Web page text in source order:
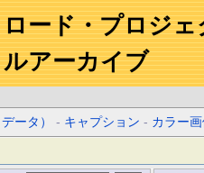
ード・プロジェ
アーカイブ
ータ） - キャプション - カラー